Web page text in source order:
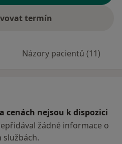
termín
Názory pacientů (11)
cenách nejsou k dispozici
žádné informace o
službách.